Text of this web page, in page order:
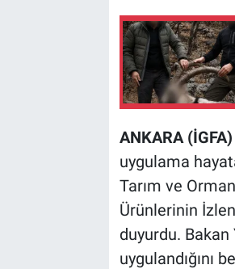
ANKARA
uygulama
Tarım ve
Ürünlerinin
duyurdu. Bakan
uygulandığını